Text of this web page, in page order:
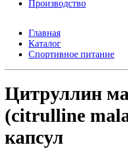
Производство
Главная
Каталог
Спортивное питание
Цитруллин
(citrulline
капсул